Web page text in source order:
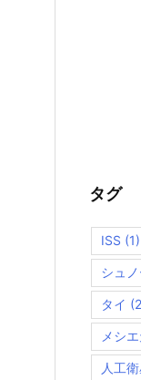
タグ
ISS (1)
シュ
タイ
メシ
人工